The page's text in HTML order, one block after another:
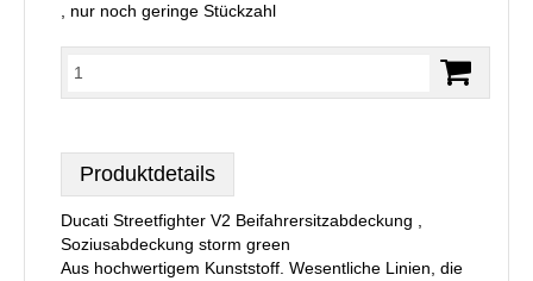
, nur noch geringe Stückzahl
Produktdetails
Ducati Streetfighter V2 Beifahrersitzabdeckung ,
Soziusabdeckung storm green
Aus hochwertigem Kunststoff. Wesentliche Linien, die